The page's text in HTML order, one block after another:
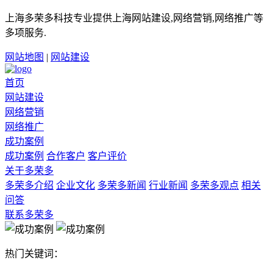
上海多荣多科技专业提供上海网站建设,网络营销,网络推广等
多项服务.
网站地图 | 网站建设
首页
网站建设
网络营销
网络推广
成功案例
成功案例 合作客户 客户评价
关于多荣多
多荣多介绍 企业文化 多荣多新闻 行业新闻 多荣多观点 相关
问答
联系多荣多
热门关键词：